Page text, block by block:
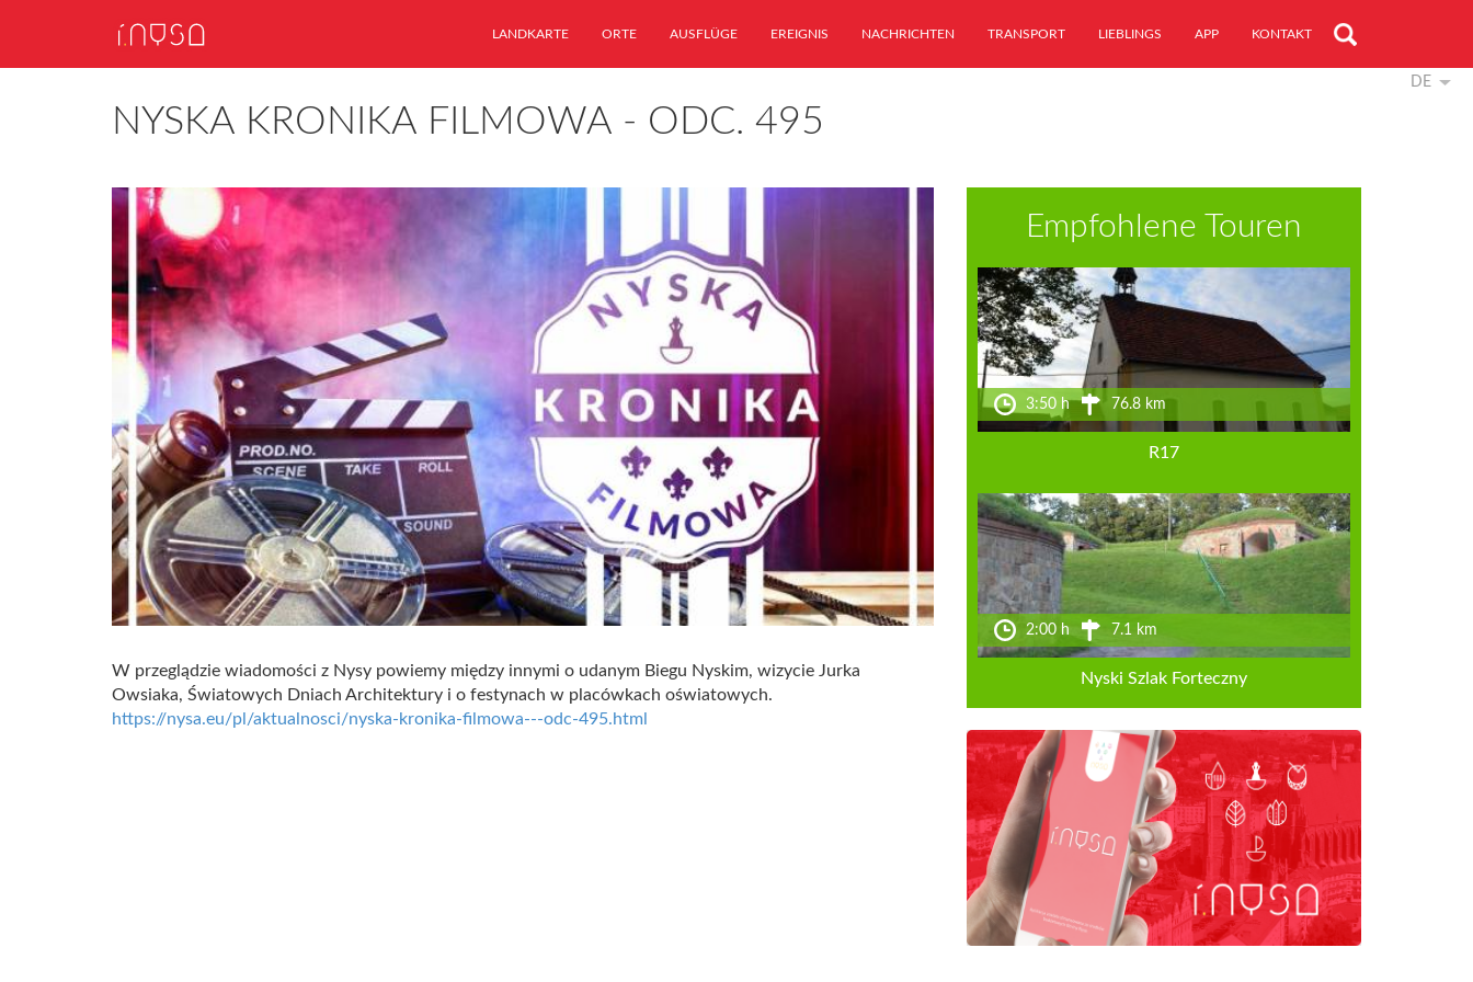
LANDKARTE ORTE AUSFLÜGE EREIGNIS NACHRICHTEN TRANSPORT LIEBLINGS APP KONTAKT
DE
NYSKA KRONIKA FILMOWA - ODC. 495
W przeglądzie wiadomości z Nysy powiemy między innymi o udanym Biegu Nyskim, wizycie Jurka
Owsiaka, Światowych Dniach Architektury i o festynach w placówkach oświatowych.
https://nysa.eu/pl/aktualnosci/nyska-kronika-filmowa---odc-495.html
Empfohlene Touren
3:50 h 76.8 km
R17
2:00 h 7.1 km
Nyski Szlak Forteczny